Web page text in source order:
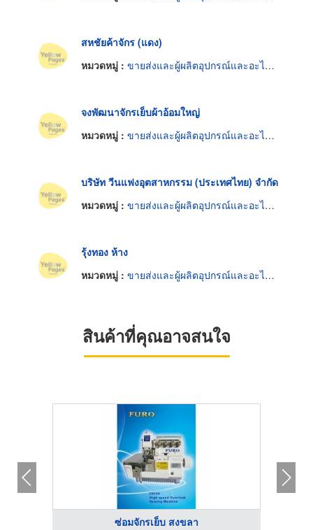
สหชัยค้าจักร (แดง)
หมวดหมู่ : ขายส่งและผู้ผลิตอุปกรณ์และอะไหล่จักรเย็บผ้า
จงพัฒนาจักรเย็บผ้าอ้อมใหญ่
หมวดหมู่ : ขายส่งและผู้ผลิตอุปกรณ์และอะไหล่จักรเย็บผ้า
บริษัท วีนแฟงอุตสาหกรรม (ประเทศไทย) จำกัด
หมวดหมู่ : ขายส่งและผู้ผลิตอุปกรณ์และอะไหล่จักรเย็บผ้า
รุ้งทอง ห้าง
หมวดหมู่ : ขายส่งและผู้ผลิตอุปกรณ์และอะไหล่จักรเย็บผ้า
สินค้าที่คุณอาจสนใจ
ซ่อมจักรเย็บ สงขลา